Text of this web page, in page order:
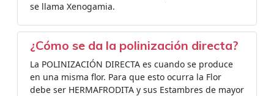
se llama Xenogamia.
¿Cómo se da la polinización directa?
La POLINIZACIÓN DIRECTA es cuando se produce
en una misma flor. Para que esto ocurra la Flor
debe ser HERMAFRODITA y sus Estambres de mayor